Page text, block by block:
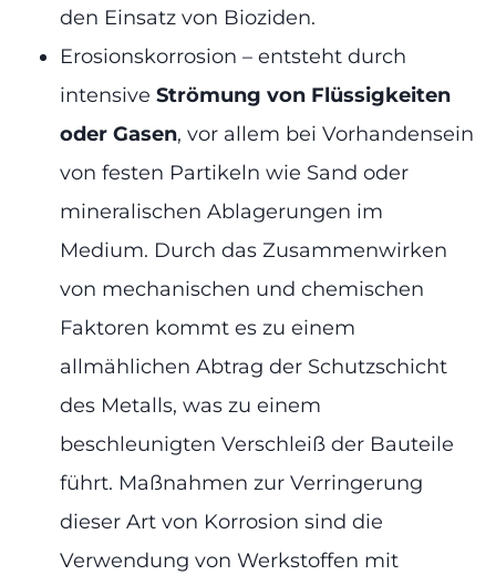
den Einsatz von Bioziden.
Erosionskorrosion – entsteht durch
intensive Strömung von Flüssigkeiten
oder Gasen, vor allem bei Vorhandensein
von festen Partikeln wie Sand oder
mineralischen Ablagerungen im
Medium. Durch das Zusammenwirken
von mechanischen und chemischen
Faktoren kommt es zu einem
allmählichen Abtrag der Schutzschicht
des Metalls, was zu einem
beschleunigten Verschleiß der Bauteile
führt. Maßnahmen zur Verringerung
dieser Art von Korrosion sind die
Verwendung von Werkstoffen mit